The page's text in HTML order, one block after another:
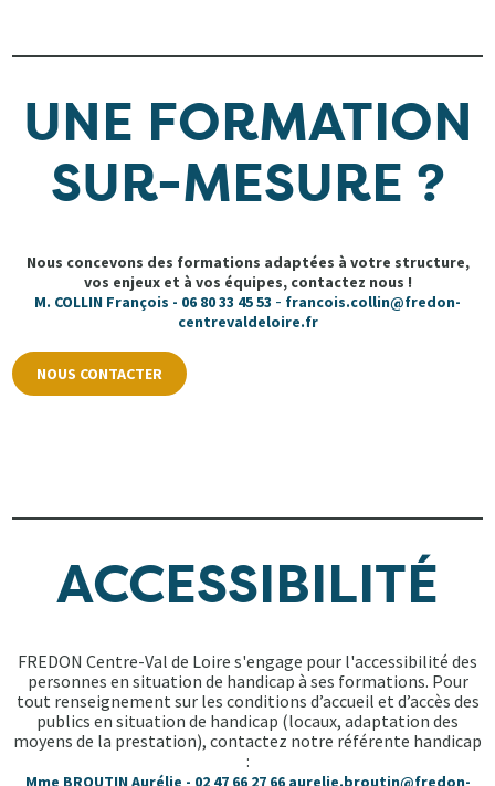
UNE FORMATION
SUR-MESURE ?
Nous concevons des formations adaptées à votre structure,
vos enjeux et à vos équipes, contactez nous !
M. COLLIN François - 06 80 33 45 53 - francois.collin@fredon-
centrevaldeloire.fr
NOUS CONTACTER
ACCESSIBILITÉ
FREDON Centre-Val de Loire s'engage pour l'accessibilité des
personnes en situation de handicap à ses formations. Pour
tout renseignement sur les conditions d’accueil et d’accès des
publics en situation de handicap (locaux, adaptation des
moyens de la prestation), contactez notre référente handicap
:
Mme BROUTIN Aurélie - 02 47 66 27 66 aurelie.broutin@fredon-